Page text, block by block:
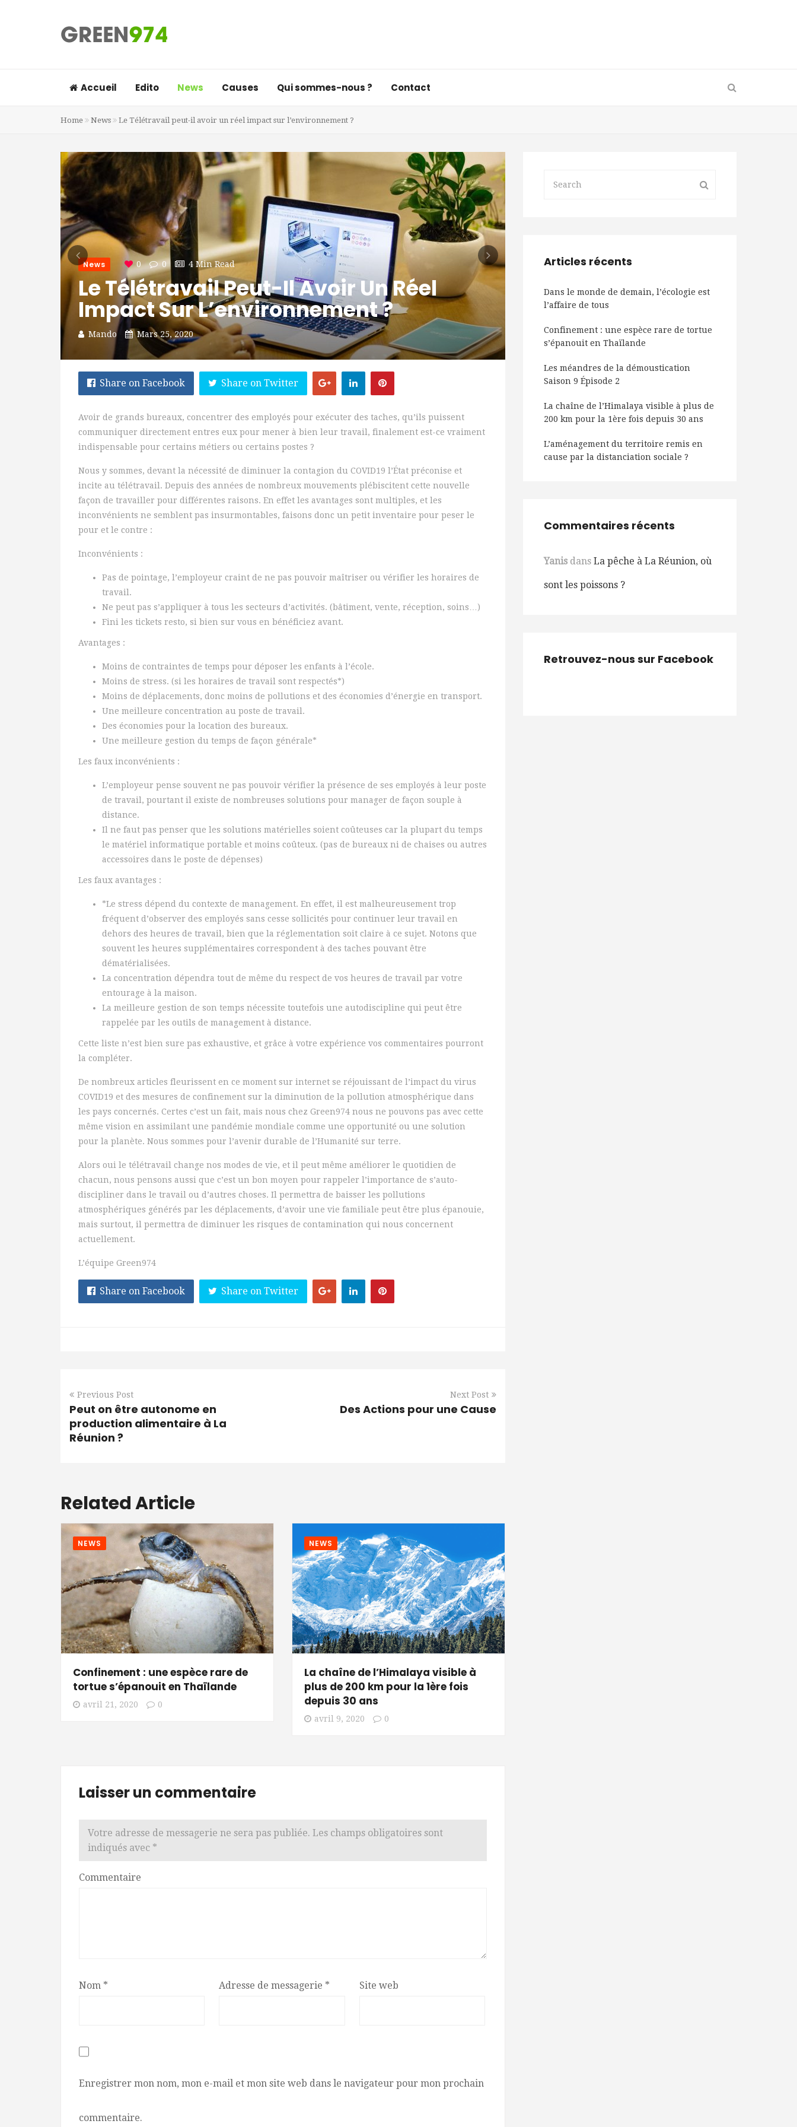
Accueil Edito News Causes Qui sommes-nous ? Contact
Home News Le Télétravail peut-il avoir un réel impact sur l’environnement ?
News 0 0 4 Min Read
Le Télétravail Peut-Il Avoir Un Réel
Impact Sur L’environnement ?
Mando Mars 25, 2020
Share on Facebook Share on Twitter
Avoir de grands bureaux, concentrer des employés pour exécuter des taches, qu’ils puissent
communiquer directement entres eux pour mener à bien leur travail, finalement est-ce vraiment
indispensable pour certains métiers ou certains postes ?
Nous y sommes, devant la nécessité de diminuer la contagion du COVID19 l’État préconise et
incite au télétravail. Depuis des années de nombreux mouvements plébiscitent cette nouvelle
façon de travailler pour différentes raisons. En effet les avantages sont multiples, et les
inconvénients ne semblent pas insurmontables, faisons donc un petit inventaire pour peser le
pour et le contre :
Inconvénients :
Pas de pointage, l’employeur craint de ne pas pouvoir maîtriser ou vérifier les horaires de
travail.
Ne peut pas s’appliquer à tous les secteurs d’activités. (bâtiment, vente, réception, soins…)
Fini les tickets resto, si bien sur vous en bénéficiez avant.
Avantages :
Moins de contraintes de temps pour déposer les enfants à l’école.
Moins de stress. (si les horaires de travail sont respectés*)
Moins de déplacements, donc moins de pollutions et des économies d’énergie en transport.
Une meilleure concentration au poste de travail.
Des économies pour la location des bureaux.
Une meilleure gestion du temps de façon générale*
Les faux inconvénients :
L’employeur pense souvent ne pas pouvoir vérifier la présence de ses employés à leur poste
de travail, pourtant il existe de nombreuses solutions pour manager de façon souple à
distance.
Il ne faut pas penser que les solutions matérielles soient coûteuses car la plupart du temps
le matériel informatique portable et moins coûteux. (pas de bureaux ni de chaises ou autres
accessoires dans le poste de dépenses)
Les faux avantages :
*Le stress dépend du contexte de management. En effet, il est malheureusement trop
fréquent d’observer des employés sans cesse sollicités pour continuer leur travail en
dehors des heures de travail, bien que la réglementation soit claire à ce sujet. Notons que
souvent les heures supplémentaires correspondent à des taches pouvant être
dématérialisées.
La concentration dépendra tout de même du respect de vos heures de travail par votre
entourage à la maison.
La meilleure gestion de son temps nécessite toutefois une autodiscipline qui peut être
rappelée par les outils de management à distance.
Cette liste n’est bien sure pas exhaustive, et grâce à votre expérience vos commentaires pourront
la compléter.
De nombreux articles fleurissent en ce moment sur internet se réjouissant de l’impact du virus
COVID19 et des mesures de confinement sur la diminution de la pollution atmosphérique dans
les pays concernés. Certes c’est un fait, mais nous chez Green974 nous ne pouvons pas avec cette
même vision en assimilant une pandémie mondiale comme une opportunité ou une solution
pour la planète. Nous sommes pour l’avenir durable de l’Humanité sur terre.
Alors oui le télétravail change nos modes de vie, et il peut même améliorer le quotidien de
chacun, nous pensons aussi que c’est un bon moyen pour rappeler l’importance de s’auto-
discipliner dans le travail ou d’autres choses. Il permettra de baisser les pollutions
atmosphériques générés par les déplacements, d’avoir une vie familiale peut être plus épanouie,
mais surtout, il permettra de diminuer les risques de contamination qui nous concernent
actuellement.
L’équipe Green974
Share on Facebook Share on Twitter
Previous Post
Peut on être autonome en
production alimentaire à La
Réunion ?
Next Post
Des Actions pour une Cause
Related Article
NEWS
Confinement : une espèce rare de
tortue s’épanouit en Thaïlande
avril 21, 2020 0
NEWS
La chaîne de l’Himalaya visible à
plus de 200 km pour la 1ère fois
depuis 30 ans
avril 9, 2020 0
Laisser un commentaire
Votre adresse de messagerie ne sera pas publiée. Les champs obligatoires sont
indiqués avec *
Commentaire
Nom * Adresse de messagerie * Site web
Enregistrer mon nom, mon e-mail et mon site web dans le navigateur pour mon prochain
commentaire.
Articles récents
Dans le monde de demain, l’écologie est
l’affaire de tous
Confinement : une espèce rare de tortue
s’épanouit en Thaïlande
Les méandres de la démoustication
Saison 9 Épisode 2
La chaîne de l’Himalaya visible à plus de
200 km pour la 1ère fois depuis 30 ans
L’aménagement du territoire remis en
cause par la distanciation sociale ?
Commentaires récents
Yanis dans La pêche à La Réunion, où
sont les poissons ?
Retrouvez-nous sur Facebook